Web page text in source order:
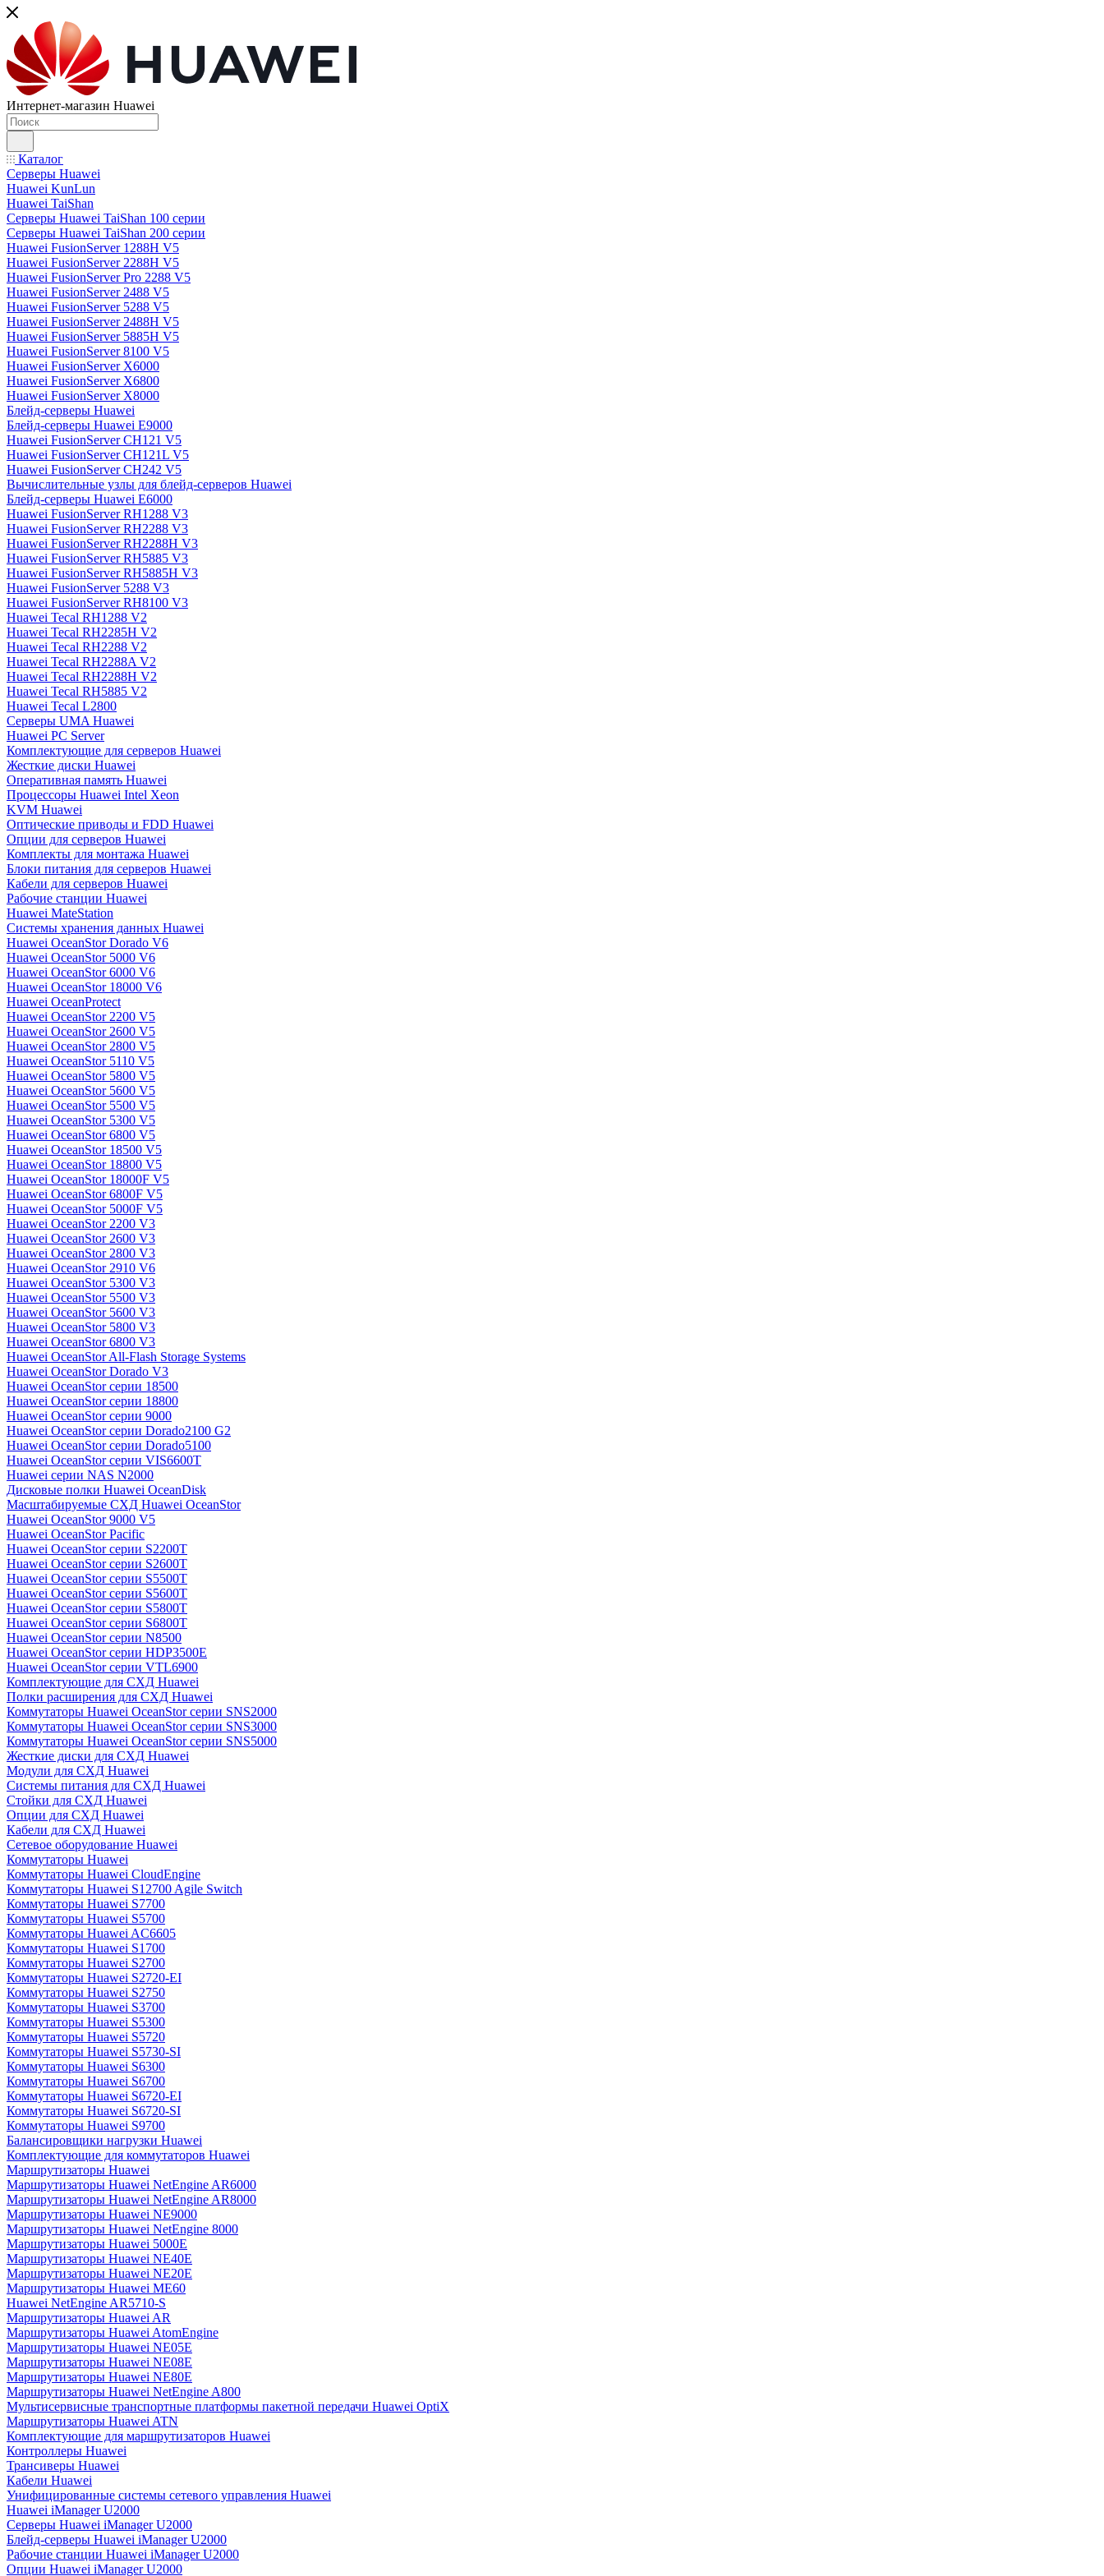
Интернет-магазин Huawei
Каталог
Серверы Huawei
Huawei KunLun
Huawei TaiShan
Серверы Huawei TaiShan 100 серии
Серверы Huawei TaiShan 200 серии
Huawei FusionServer 1288H V5
Huawei FusionServer 2288H V5
Huawei FusionServer Pro 2288 V5
Huawei FusionServer 2488 V5
Huawei FusionServer 5288 V5
Huawei FusionServer 2488H V5
Huawei FusionServer 5885H V5
Huawei FusionServer 8100 V5
Huawei FusionServer X6000
Huawei FusionServer X6800
Huawei FusionServer X8000
Блейд-серверы Huawei
Блейд-серверы Huawei E9000
Huawei FusionServer CH121 V5
Huawei FusionServer CH121L V5
Huawei FusionServer CH242 V5
Вычислительные узлы для блейд-серверов Huawei
Блейд-серверы Huawei E6000
Huawei FusionServer RH1288 V3
Huawei FusionServer RH2288 V3
Huawei FusionServer RH2288H V3
Huawei FusionServer RH5885 V3
Huawei FusionServer RH5885H V3
Huawei FusionServer 5288 V3
Huawei FusionServer RH8100 V3
Huawei Tecal RH1288 V2
Huawei Tecal RH2285H V2
Huawei Tecal RH2288 V2
Huawei Tecal RH2288A V2
Huawei Tecal RH2288H V2
Huawei Tecal RH5885 V2
Huawei Tecal L2800
Серверы UMA Huawei
Huawei PC Server
Комплектующие для серверов Huawei
Жесткие диски Huawei
Оперативная память Huawei
Процессоры Huawei Intel Xeon
KVM Huawei
Оптические приводы и FDD Huawei
Опции для серверов Huawei
Комплекты для монтажа Huawei
Блоки питания для серверов Huawei
Кабели для серверов Huawei
Рабочие станции Huawei
Huawei MateStation
Системы хранения данных Huawei
Huawei OceanStor Dorado V6
Huawei OceanStor 5000 V6
Huawei OceanStor 6000 V6
Huawei OceanStor 18000 V6
Huawei OceanProtect
Huawei OceanStor 2200 V5
Huawei OceanStor 2600 V5
Huawei OceanStor 2800 V5
Huawei OceanStor 5110 V5
Huawei OceanStor 5800 V5
Huawei OceanStor 5600 V5
Huawei OceanStor 5500 V5
Huawei OceanStor 5300 V5
Huawei OceanStor 6800 V5
Huawei OceanStor 18500 V5
Huawei OceanStor 18800 V5
Huawei OceanStor 18000F V5
Huawei OceanStor 6800F V5
Huawei OceanStor 5000F V5
Huawei OceanStor 2200 V3
Huawei OceanStor 2600 V3
Huawei OceanStor 2800 V3
Huawei OceanStor 2910 V6
Huawei OceanStor 5300 V3
Huawei OceanStor 5500 V3
Huawei OceanStor 5600 V3
Huawei OceanStor 5800 V3
Huawei OceanStor 6800 V3
Huawei OceanStor All-Flash Storage Systems
Huawei OceanStor Dorado V3
Huawei OceanStor серии 18500
Huawei OceanStor серии 18800
Huawei OceanStor серии 9000
Huawei OceanStor серии Dorado2100 G2
Huawei OceanStor серии Dorado5100
Huawei OceanStor серии VIS6600T
Huawei серии NAS N2000
Дисковые полки Huawei OceanDisk
Масштабируемые СХД Huawei OceanStor
Huawei OceanStor 9000 V5
Huawei OceanStor Pacific
Huawei OceanStor серии S2200T
Huawei OceanStor серии S2600T
Huawei OceanStor серии S5500T
Huawei OceanStor серии S5600T
Huawei OceanStor серии S5800T
Huawei OceanStor серии S6800T
Huawei OceanStor серии N8500
Huawei OceanStor серии HDP3500E
Huawei OceanStor серии VTL6900
Комплектующие для СХД Huawei
Полки расширения для СХД Huawei
Коммутаторы Huawei OceanStor серии SNS2000
Коммутаторы Huawei OceanStor серии SNS3000
Коммутаторы Huawei OceanStor серии SNS5000
Жесткие диски для СХД Huawei
Модули для СХД Huawei
Системы питания для СХД Huawei
Стойки для СХД Huawei
Опции для СХД Huawei
Кабели для СХД Huawei
Сетевое оборудование Huawei
Коммутаторы Huawei
Коммутаторы Huawei CloudEngine
Коммутаторы Huawei S12700 Agile Switch
Коммутаторы Huawei S7700
Коммутаторы Huawei S5700
Коммутаторы Huawei AC6605
Коммутаторы Huawei S1700
Коммутаторы Huawei S2700
Коммутаторы Huawei S2720-EI
Коммутаторы Huawei S2750
Коммутаторы Huawei S3700
Коммутаторы Huawei S5300
Коммутаторы Huawei S5720
Коммутаторы Huawei S5730-SI
Коммутаторы Huawei S6300
Коммутаторы Huawei S6700
Коммутаторы Huawei S6720-EI
Коммутаторы Huawei S6720-SI
Коммутаторы Huawei S9700
Балансировщики нагрузки Huawei
Комплектующие для коммутаторов Huawei
Маршрутизаторы Huawei
Маршрутизаторы Huawei NetEngine AR6000
Маршрутизаторы Huawei NetEngine AR8000
Маршрутизаторы Huawei NE9000
Маршрутизаторы Huawei NetEngine 8000
Маршрутизаторы Huawei 5000E
Маршрутизаторы Huawei NE40E
Маршрутизаторы Huawei NE20E
Маршрутизаторы Huawei ME60
Huawei NetEngine AR5710-S
Маршрутизаторы Huawei AR
Маршрутизаторы Huawei AtomEngine
Маршрутизаторы Huawei NE05E
Маршрутизаторы Huawei NE08E
Маршрутизаторы Huawei NE80E
Маршрутизаторы Huawei NetEngine A800
Мультисервисные транспортные платформы пакетной передачи Huawei OptiX
Маршрутизаторы Huawei ATN
Комплектующие для маршрутизаторов Huawei
Контроллеры Huawei
Трансиверы Huawei
Кабели Huawei
Унифицированные системы сетевого управления Huawei
Huawei iManager U2000
Серверы Huawei iManager U2000
Блейд-серверы Huawei iManager U2000
Рабочие станции Huawei iManager U2000
Опции Huawei iManager U2000